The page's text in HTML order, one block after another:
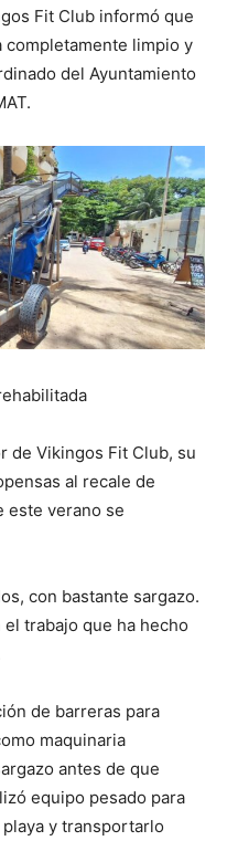
Fit Club informó que
completamente limpio y
del Ayuntamiento
de Vikingos Fit Club, su
al recale de
este verano se
con bastante sargazo.
trabajo que ha hecho
de barreras para
maquinaria
antes de que
equipo pesado para
y transportarlo